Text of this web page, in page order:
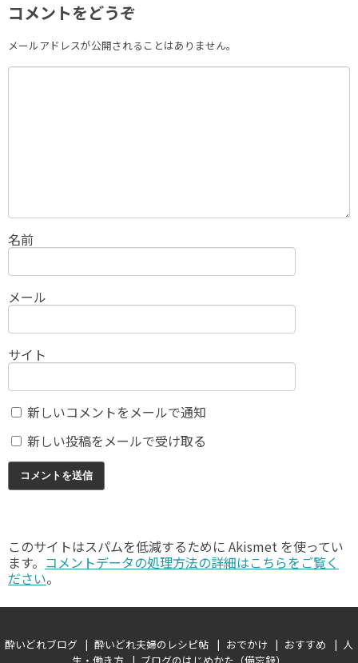
コメントをどうぞ
メールアドレスが公開されることはありません。
名前
メール
サイト
新しいコメントをメールで通知
新しい投稿をメールで受け取る
このサイトはスパムを低減するために Akismet を使ってい
ます。 コメントデータの処理方法の詳細はこちらをご覧く
ださい。
酔いどれブログ 酔いどれ夫婦のレシピ帖 おでかけ おすすめ
人